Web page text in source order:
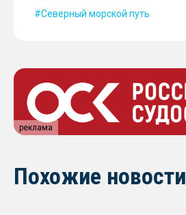
Северный морской путь
реклама
Похожие новости